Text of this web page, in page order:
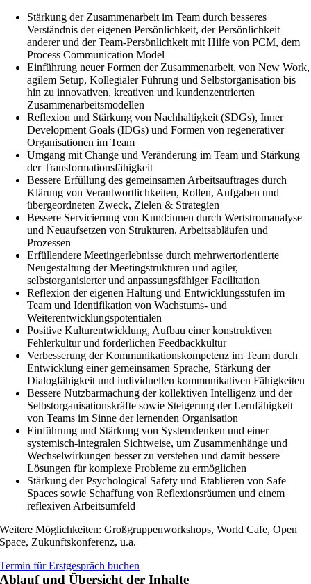
Stärkung der Zusammenarbeit im Team durch besseres
Verständnis der eigenen Persönlichkeit, der Persönlichkeit
anderer und der Team-Persönlichkeit mit Hilfe von PCM, dem
Process Communication Model
Einführung neuer Formen der Zusammenarbeit, von New Work,
agilem Setup, Kollegialer Führung und Selbstorganisation bis
hin zu innovativen, kreativen und kundenzentrierten
Zusammenarbeitsmodellen
Reflexion und Stärkung von Nachhaltigkeit (SDGs), Inner
Development Goals (IDGs) und Formen von regenerativer
Organisationen im Team
Umgang mit Change und Veränderung im Team und Stärkung
der Transformationsfähigkeit
Bessere Erfüllung des gemeinsamen Arbeitsauftrages durch
Klärung von Verantwortlichkeiten, Rollen, Aufgaben und
übergeordneten Zweck, Zielen & Strategien
Bessere Servicierung von Kund:innen durch Wertstromanalyse
und Neuaufsetzen von Strukturen, Arbeitsabläufen und
Prozessen
Erfüllendere Meetingerlebnisse durch mehrwertorientierte
Neugestaltung der Meetingstrukturen und agiler,
selbstorganisierter und anpassungsfähiger Facilitation
Reflexion der eigenen Haltung und Entwicklungsstufen im
Team und Identifikation von Wachstums- und
Weiterentwicklungspotentialen
Positive Kulturentwicklung, Aufbau einer konstruktiven
Fehlerkultur und förderlichen Feedbackkultur
Verbesserung der Kommunikationskompetenz im Team durch
Entwicklung einer gemeinsamen Sprache, Stärkung der
Dialogfähigkeit und individuellen kommunikativen Fähigkeiten
Bessere Nutzbarmachung der kollektiven Intelligenz und der
Selbstorganisationskräfte sowie Steigerung der Lernfähigkeit
von Teams im Sinne der lernenden Organisation
Einführung und Stärkung von Systemdenken und einer
systemisch-integralen Sichtweise, um Zusammenhänge und
Wechselwirkungen besser zu verstehen und damit bessere
Lösungen für komplexe Probleme zu ermöglichen
Stärkung der Psychological Safety und Etablieren von Safe
Spaces sowie Schaffung von Reflexionsräumen und einem
reflexiven Arbeitsumfeld
Weitere Möglichkeiten: Großgruppenworkshops, World Cafe, Open
Space, Zukunftskonferenz, u.a.
Termin für Erstgespräch buchen
Ablauf und Übersicht der Inhalte